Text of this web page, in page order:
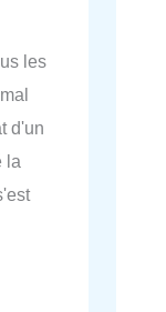
les
d'un
la